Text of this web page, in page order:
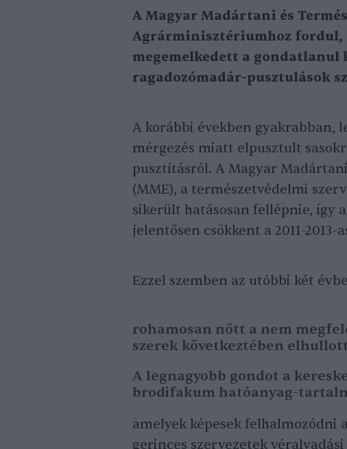
A Magyar Madártani és
Agrárminisztériumhoz fordul,
megemelkedett a
ragadozómadár-pusztulások
A korábbi években gyakrabban,
mérgezés miatt elpusztult
pusztításról. A Magyar
(MME), a természetvédelmi
sikerült hatásosan fellépnie, így
jelentősen csökkent a 2011-2013-
Ezzel szemben az utóbbi két
rohamosan nőtt a nem
szerek következtében
A legnagyobb gondot a
brodifakum hatóanyag-
amelyek képesek felhalmozódni
gerinces szervezetek